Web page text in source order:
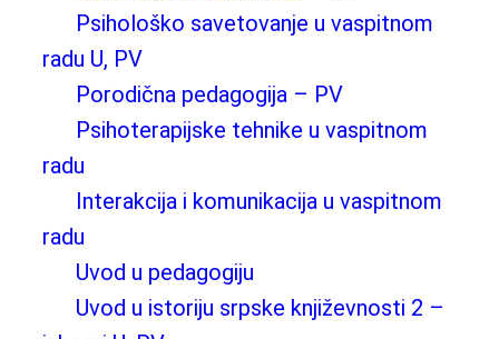
Psihološko savetovanje u vaspitnom
radu U, PV
Porodična pedagogija – PV
Psihoterapijske tehnike u vaspitnom
radu
Interakcija i komunikacija u vaspitnom
radu
Uvod u pedagogiju
Uvod u istoriju srpske književnosti 2 –